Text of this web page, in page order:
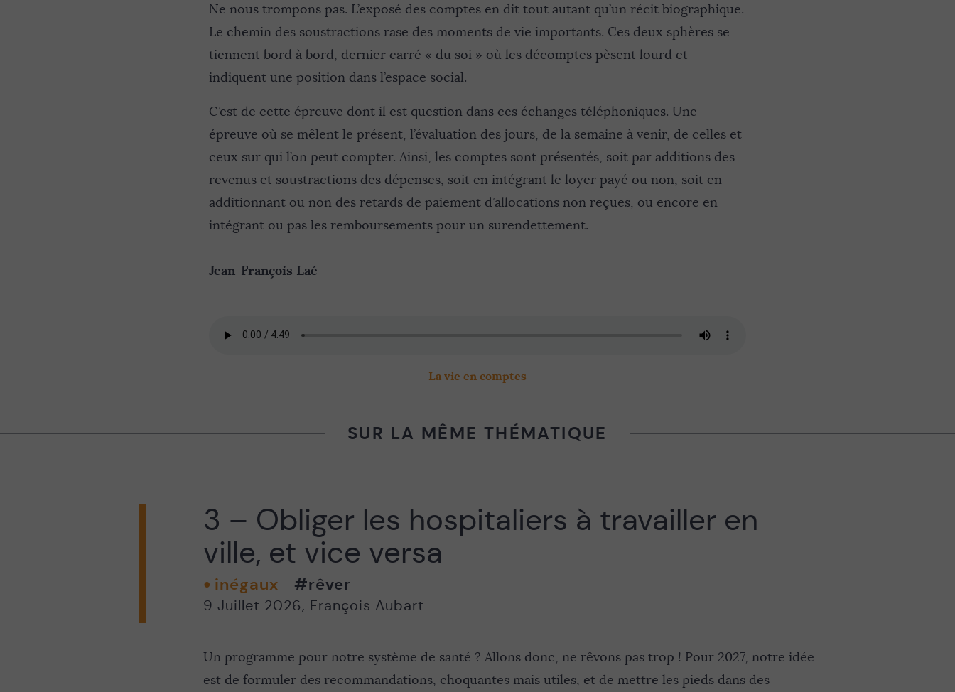
Ne nous trompons pas. L’exposé des comptes en dit tout autant qu’un récit biographique.
Le chemin des soustractions rase des moments de vie importants. Ces deux sphères se
tiennent bord à bord, dernier carré « du soi » où les décomptes pèsent lourd et
indiquent une position dans l’espace social.
C’est de cette épreuve dont il est question dans ces échanges téléphoniques. Une
épreuve où se mêlent le présent, l’évaluation des jours, de la semaine à venir, de celles et
ceux sur qui l’on peut compter. Ainsi, les comptes sont présentés, soit par additions des
revenus et soustractions des dépenses, soit en intégrant le loyer payé ou non, soit en
additionnant ou non des retards de paiement d’allocations non reçues, ou encore en
intégrant ou pas les remboursements pour un surendettement.
Jean-François Laé
La vie en comptes
SUR LA MÊME THÉMATIQUE
3 – Obliger les hospitaliers à travailler en
ville, et vice versa
inégaux #rêver
9 Juillet 2026, François Aubart
Un programme pour notre système de santé ? Allons donc, ne rêvons pas trop ! Pour 2027, notre idée
est de formuler des recommandations, choquantes mais utiles, et de mettre les pieds dans des